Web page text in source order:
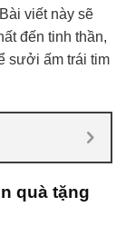
viết này sẽ
đến tinh thần,
sưởi ấm trái tim
quà tặng